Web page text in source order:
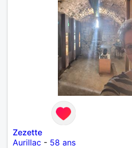
Zezette
Aurillac - 58 ans